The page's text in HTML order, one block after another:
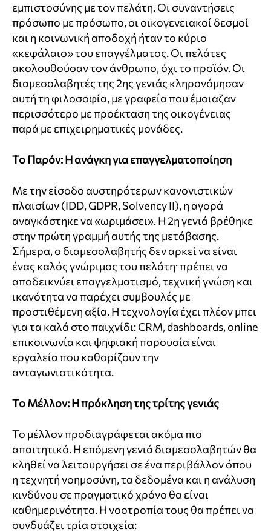
εμπιστοσύνης με τον πελάτη. Οι συναντήσεις
πρόσωπο με πρόσωπο, οι οικογενειακοί δεσμοί
και η κοινωνική αποδοχή ήταν το κύριο
«κεφάλαιο» του επαγγέλματος. Οι πελάτες
ακολουθούσαν τον άνθρωπο, όχι το προϊόν. Οι
διαμεσολαβητές της 2ης γενιάς κληρονόμησαν
αυτή τη φιλοσοφία, με γραφεία που έμοιαζαν
περισσότερο με προέκταση της οικογένειας
παρά με επιχειρηματικές μονάδες.
Το Παρόν: Η ανάγκη για επαγγελματοποίηση
Με την είσοδο αυστηρότερων κανονιστικών
πλαισίων (IDD, GDPR, Solvency II), η αγορά
αναγκάστηκε να «ωριμάσει». Η 2η γενιά βρέθηκε
στην πρώτη γραμμή αυτής της μετάβασης.
Σήμερα, ο διαμεσολαβητής δεν αρκεί να είναι
ένας καλός γνώριμος του πελάτη· πρέπει να
αποδεικνύει επαγγελματισμό, τεχνική γνώση και
ικανότητα να παρέχει συμβουλές με
προστιθέμενη αξία. Η τεχνολογία έχει πλέον μπει
για τα καλά στο παιχνίδι: CRM, dashboards, online
επικοινωνία και ψηφιακή παρουσία είναι
εργαλεία που καθορίζουν την
ανταγωνιστικότητα.
Το Μέλλον: Η πρόκληση της τρίτης γενιάς
Το μέλλον προδιαγράφεται ακόμα πιο
απαιτητικό. Η επόμενη γενιά διαμεσολαβητών θα
κληθεί να λειτουργήσει σε ένα περιβάλλον όπου
η τεχνητή νοημοσύνη, τα δεδομένα και η ανάλυση
κινδύνου σε πραγματικό χρόνο θα είναι
καθημερινότητα. Η νοοτροπία τους θα πρέπει να
συνδυάζει τρία στοιχεία: